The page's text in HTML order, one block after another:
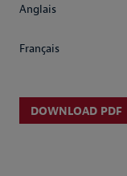
Anglais
Français
DOWNLOAD PDF